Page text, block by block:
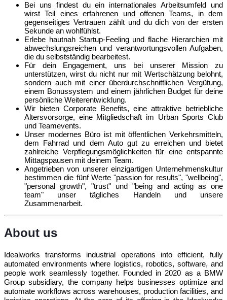
Bei uns findest du ein internationales Arbeitsumfeld und
wirst Teil eines erfahrenen und offenen Teams, in dem
gegenseitiges Vertrauen zählt und du dich von der ersten
Sekunde an wohlfühlst.
Erlebe hautnah Startup-Feeling und flache Hierarchien mit
abwechslungsreichen und verantwortungsvollen Aufgaben,
die du selbstständig bearbeitest.
Für dein Engagement, uns bei unserer Mission zu
unterstützen, wirst du nicht nur mit Wertschätzung belohnt,
sondern auch mit einer überdurchschnittlichen Vergütung,
einem Bonussystem und einem jährlichen Budget für deine
persönliche Weiterentwicklung.
Wir bieten Corporate Benefits, eine attraktive betriebliche
Altersvorsorge, eine Mitgliedschaft im Urban Sports Club
und Teamevents.
Unser modernes Büro ist mit öffentlichen Verkehrsmitteln,
dem Fahrrad und dem Auto gut zu erreichen und bietet
zahlreiche Verpflegungsmöglichkeiten für eine entspannte
Mittagspausen mit deinem Team.
Angetrieben von unserer einzigartigen Unternehmenskultur
bestimmen die fünf Werte "passion for results", "wellbeing",
"personal growth", "trust" und "being and acting as one
team" unser tägliches Handeln und unsere
Zusammenarbeit.
About us
Idealworks transforms industrial operations into efficient, fully
automated environments where logistics, robotics, software, and
people work seamlessly together. Founded in 2020 as a BMW
Group subsidiary, the company helps businesses optimize and
automate workflows across warehouses, production facilities, and